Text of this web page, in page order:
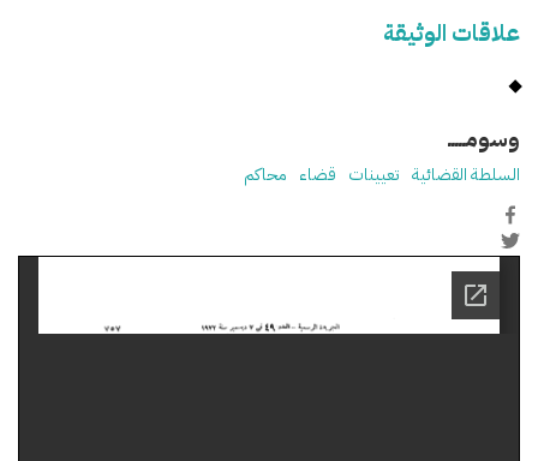
علاقات الوثيقة
وسومـــــ
السلطة القضائية تعيينات قضاء محاكم